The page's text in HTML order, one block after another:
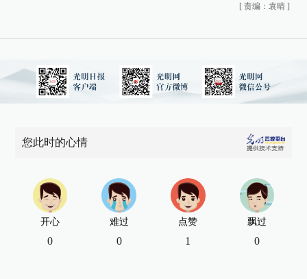
[ 责编：袁晴 ]
您此时的心情
开心
0
难过
0
点赞
1
飘过
0